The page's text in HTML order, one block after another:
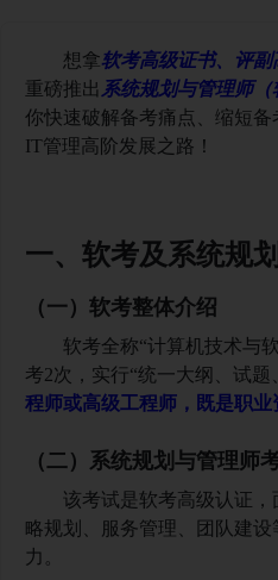
想拿软考高级证书、评副
重磅推出 系统规划与管理师（
你快速破解备考痛点、缩短
IT管理高阶发展之路！
一、软考及系统规
（一）软考整体介绍
软考全称“计算机技术与
考2次，实行“统一大纲、试
程师或高级工程师，既是职业
（二）系统规划与管理师
该考试是软考高级认证，
略规划、服务管理、团队建
力。